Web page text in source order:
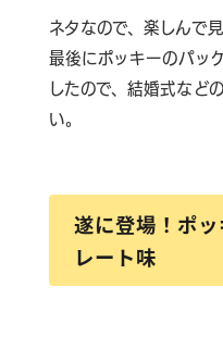
ネタなので、楽しんで
最後にポッキーのパッ
したので、結婚式などの
い。
遂に登場！ポ
レート味